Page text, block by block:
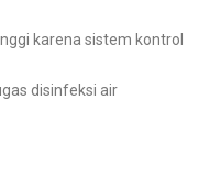
karena sistem kontrol
disinfeksi air